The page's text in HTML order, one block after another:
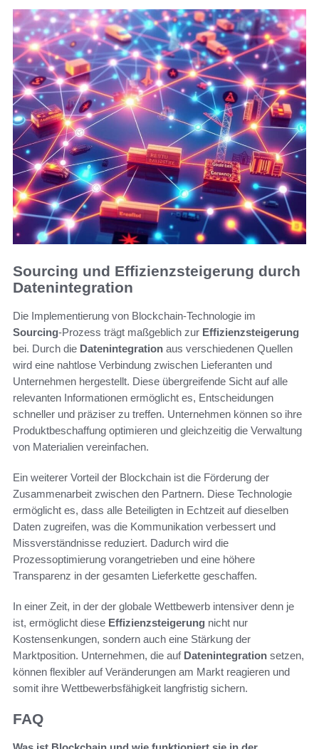
Sourcing und Effizienzsteigerung durch
Datenintegration
Die Implementierung von Blockchain-Technologie im
Sourcing-Prozess trägt maßgeblich zur Effizienzsteigerung
bei. Durch die Datenintegration aus verschiedenen Quellen
wird eine nahtlose Verbindung zwischen Lieferanten und
Unternehmen hergestellt. Diese übergreifende Sicht auf alle
relevanten Informationen ermöglicht es, Entscheidungen
schneller und präziser zu treffen. Unternehmen können so ihre
Produktbeschaffung optimieren und gleichzeitig die Verwaltung
von Materialien vereinfachen.
Ein weiterer Vorteil der Blockchain ist die Förderung der
Zusammenarbeit zwischen den Partnern. Diese Technologie
ermöglicht es, dass alle Beteiligten in Echtzeit auf dieselben
Daten zugreifen, was die Kommunikation verbessert und
Missverständnisse reduziert. Dadurch wird die
Prozessoptimierung vorangetrieben und eine höhere
Transparenz in der gesamten Lieferkette geschaffen.
In einer Zeit, in der der globale Wettbewerb intensiver denn je
ist, ermöglicht diese Effizienzsteigerung nicht nur
Kostensenkungen, sondern auch eine Stärkung der
Marktposition. Unternehmen, die auf Datenintegration setzen,
können flexibler auf Veränderungen am Markt reagieren und
somit ihre Wettbewerbsfähigkeit langfristig sichern.
FAQ